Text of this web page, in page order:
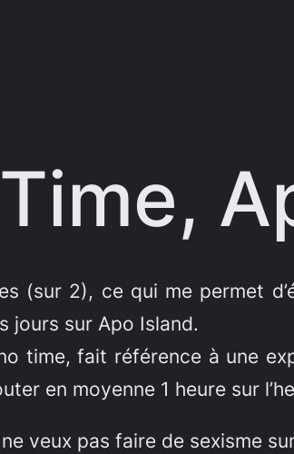
(sur 2), ce qui me permet
jours sur Apo Island.
time, fait référence à une
en moyenne 1 heure sur
veux pas faire de sexisme